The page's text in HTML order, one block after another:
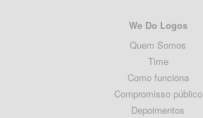
We Do Logos
Quem Somos
Time
Como funciona
Compromisso público
Depoimentos